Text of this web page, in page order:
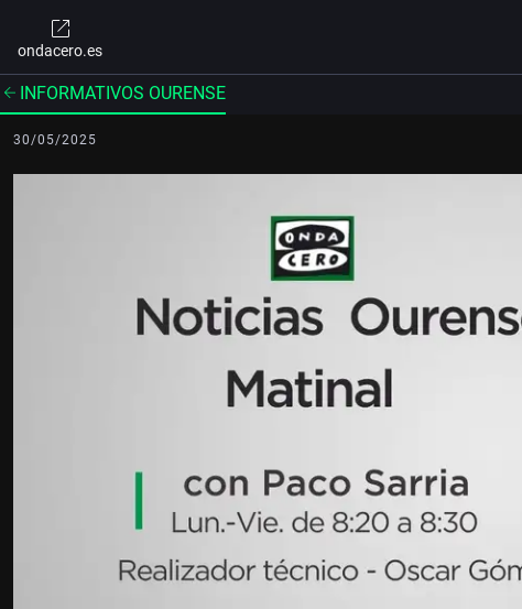
ondacero.es
INFORMATIVOS OURENSE
30/05/2025